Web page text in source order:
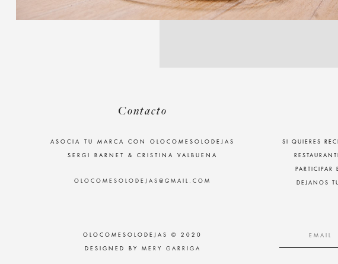
Contacto
ASOCIA TU MARCA CON OLOCOMESOLODEJAS
SERGI BARNET & CRISTINA VALBUENA
OLOCOMESOLODEJAS@GMAIL.COM
OLOCOMESOLODEJAS © 2020
DESIGNED BY MERY GARRIGA
SI QUIERES
DEJANOS